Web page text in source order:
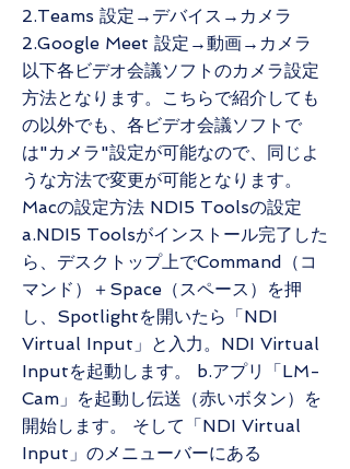
2.Teams 設定→デバイス→カメラ
2.Google Meet 設定→動画→カメラ
以下各ビデオ会議ソフトのカメラ設定
方法となります。こちらで紹介しても
の以外でも、各ビデオ会議ソフトで
は"カメラ"設定が可能なので、同じよ
うな方法で変更が可能となります。
Macの設定方法 NDI5 Toolsの設定
a.NDI5 Toolsがインストール完了した
ら、デスクトップ上でCommand（コ
マンド）＋Space（スペース）を押
し、Spotlightを開いたら「NDI
Virtual Input」と入力。NDI Virtual
Inputを起動します。 b.アプリ「LM-
Cam」を起動し伝送（赤いボタン）を
開始します。 そして「NDI Virtual
Input」のメニューバーにある